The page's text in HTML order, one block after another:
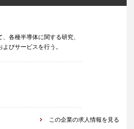
各種半導体に関する研究、
びサービスを行う。
この企業の求人情報を見る